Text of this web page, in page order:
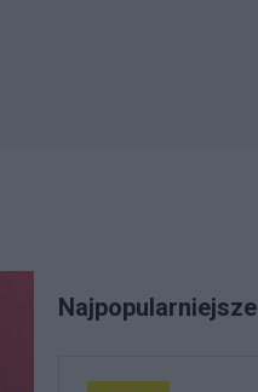
Najpopularniejsze